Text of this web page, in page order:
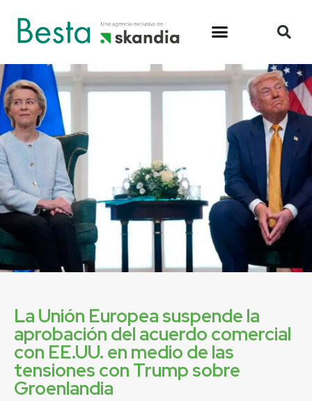
La Unión Europea suspende la
aprobación del acuerdo comercial
con EE.UU. en medio de las
tensiones con Trump sobre
Groenlandia